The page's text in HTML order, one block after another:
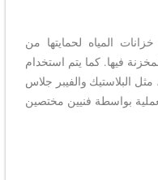
المياه لحمايتها من
فيها. كما يتم استخدام
البلاستيك والفيبر جلاس
بواسطة فنيين مختصين